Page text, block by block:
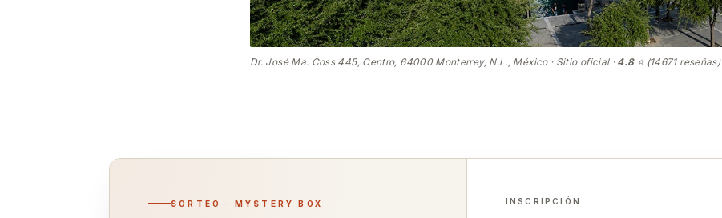
Dr. José Ma. Coss 445, Centro, 64000 Monterrey, N.L., México · Sitio oficial· 4.8⭐ (14671 reseñas)
SORTEO · MYSTERY BOX INSCRIPCIÓN